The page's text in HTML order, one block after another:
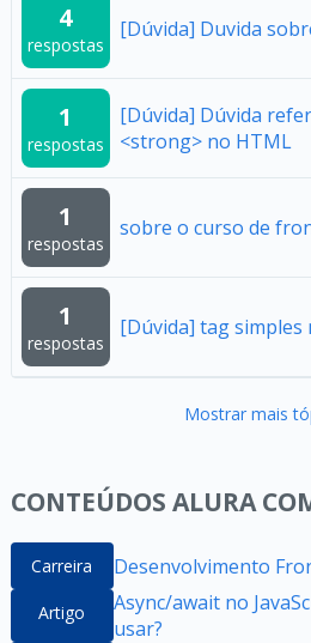
4
respostas
[Dúvida] Duvida
1
respostas
[Dúvida] Dúvida
<strong> no HTML
1
respostas
sobre o curso de
1
respostas
[Dúvida] tag simples
Mostrar mais
CONTEÚDOS ALURA
Carreira Desenvolvimento
Artigo
Async/await no
usar?